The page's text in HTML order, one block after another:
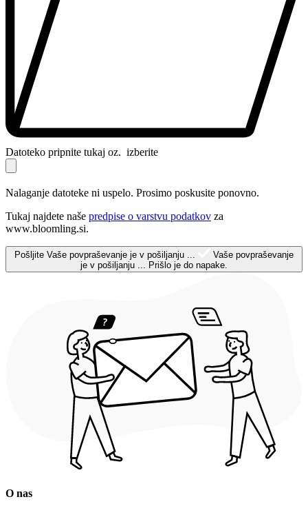
Datoteko pripnite tukaj oz. izberite
Nalaganje datoteke ni uspelo. Prosimo poskusite ponovno.
Tukaj najdete naše predpise o varstvu podatkov za
www.bloomling.si.
Pošljite Vaše povpraševanje je v pošiljanju ...
Vaše povpraševanje
je v pošiljanju ... Prišlo je do napake.
O nas